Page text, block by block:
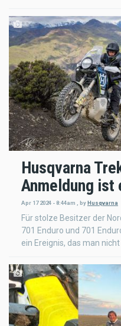
Husqvarna
Anmeldung
Apr 17 2024 - 8:44am byHusqvarna
Für stolze Besitzer der
701 Enduro und 701
ein Ereignis, das man